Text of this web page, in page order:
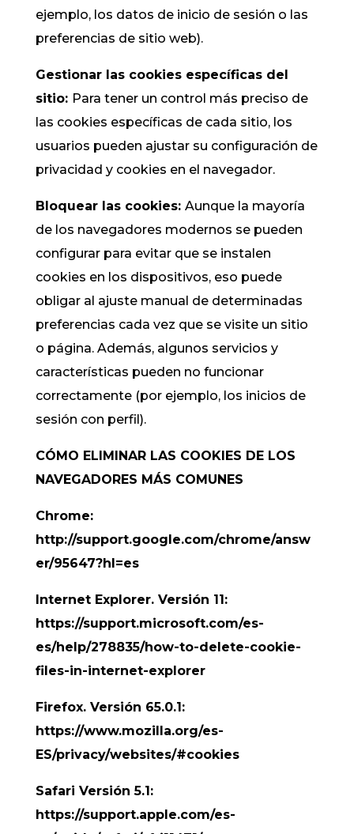
ejemplo, los datos de inicio de sesión o las
preferencias de sitio web).
Gestionar las cookies específicas del
sitio: Para tener un control más preciso de
las cookies específicas de cada sitio, los
usuarios pueden ajustar su configuración de
privacidad y cookies en el navegador.
Bloquear las cookies: Aunque la mayoría
de los navegadores modernos se pueden
configurar para evitar que se instalen
cookies en los dispositivos, eso puede
obligar al ajuste manual de determinadas
preferencias cada vez que se visite un sitio
o página. Además, algunos servicios y
características pueden no funcionar
correctamente (por ejemplo, los inicios de
sesión con perfil).
CÓMO ELIMINAR LAS COOKIES DE LOS
NAVEGADORES MÁS COMUNES
Chrome:
http://support.google.com/chrome/answ
er/95647?hl=es
Internet Explorer. Versión 11:
https://support.microsoft.com/es-
es/help/278835/how-to-delete-cookie-
files-in-internet-explorer
Firefox. Versión 65.0.1:
https://www.mozilla.org/es-
ES/privacy/websites/#cookies
Safari Versión 5.1:
https://support.apple.com/es-